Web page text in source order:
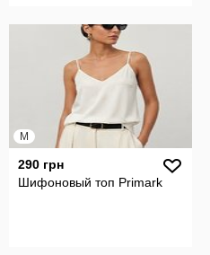
M
290 грн
Шифоновый топ Primark